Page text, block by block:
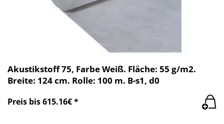
Akustikstoff 75, Farbe Weiß. Fläche: 55 g/m2.
Breite: 124 cm. Rolle: 100 m. B-s1, d0
Preis bis 615.16€ *